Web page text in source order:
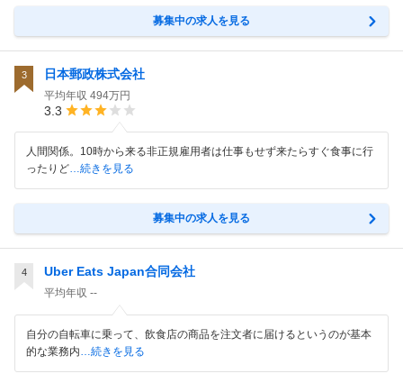
募集中の求人を見る
3 日本郵政株式会社
平均年収 494万円
3.3
人間関係。10時から来る非正規雇用者は仕事もせず来たらすぐ食事に行
ったりど…続きを見る
募集中の求人を見る
4 Uber Eats Japan合同会社
平均年収 --
自分の自転車に乗って、飲食店の商品を注文者に届けるというのが基本
的な業務内…続きを見る